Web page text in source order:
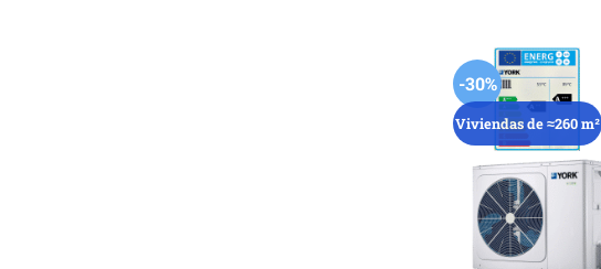
-30%
Viviendas de ≈260 m²